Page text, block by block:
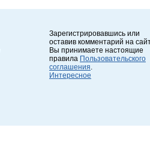
Зарегистрировавшись или
оставив комментарий на
Вы принимаете настоящие
правила Пользовательского
соглашения
Интересное